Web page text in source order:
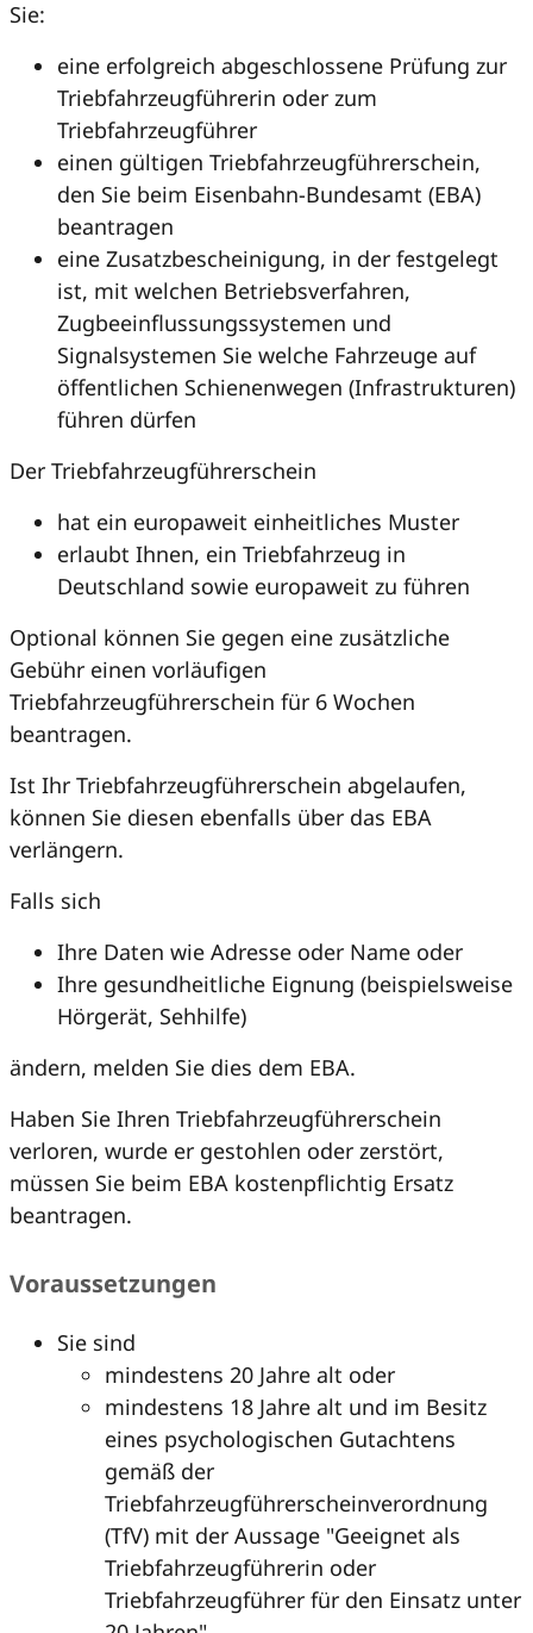
Sie:
eine erfolgreich abgeschlossene Prüfung zur
Triebfahrzeugführerin oder zum
Triebfahrzeugführer
einen gültigen Triebfahrzeugführerschein,
den Sie beim Eisenbahn-Bundesamt (EBA)
beantragen
eine Zusatzbescheinigung, in der festgelegt
ist, mit welchen Betriebsverfahren,
Zugbeeinflussungssystemen und
Signalsystemen Sie welche Fahrzeuge auf
öffentlichen Schienenwegen (Infrastrukturen)
führen dürfen
Der Triebfahrzeugführerschein
hat ein europaweit einheitliches Muster
erlaubt Ihnen, ein Triebfahrzeug in
Deutschland sowie europaweit zu führen
Optional können Sie gegen eine zusätzliche
Gebühr einen vorläufigen
Triebfahrzeugführerschein für 6 Wochen
beantragen.
Ist Ihr Triebfahrzeugführerschein abgelaufen,
können Sie diesen ebenfalls über das EBA
verlängern.
Falls sich
Ihre Daten wie Adresse oder Name oder
Ihre gesundheitliche Eignung (beispielsweise
Hörgerät, Sehhilfe)
ändern, melden Sie dies dem EBA.
Haben Sie Ihren Triebfahrzeugführerschein
verloren, wurde er gestohlen oder zerstört,
müssen Sie beim EBA kostenpflichtig Ersatz
beantragen.
Voraussetzungen
Sie sind
mindestens 20 Jahre alt oder
mindestens 18 Jahre alt und im Besitz
eines psychologischen Gutachtens
gemäß der
Triebfahrzeugführerscheinverordnung
(TfV) mit der Aussage "Geeignet als
Triebfahrzeugführerin oder
Triebfahrzeugführer für den Einsatz unter